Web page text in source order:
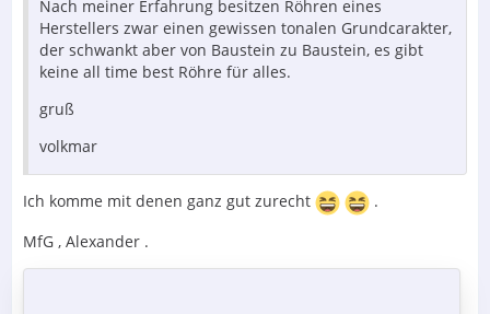
Nach meiner Erfahrung besitzen Röhren eines
Herstellers zwar einen gewissen tonalen Grundcarakter,
der schwankt aber von Baustein zu Baustein, es gibt
keine all time best Röhre für alles.
gruß
volkmar
Ich komme mit denen ganz gut zurecht
.
MfG , Alexander .